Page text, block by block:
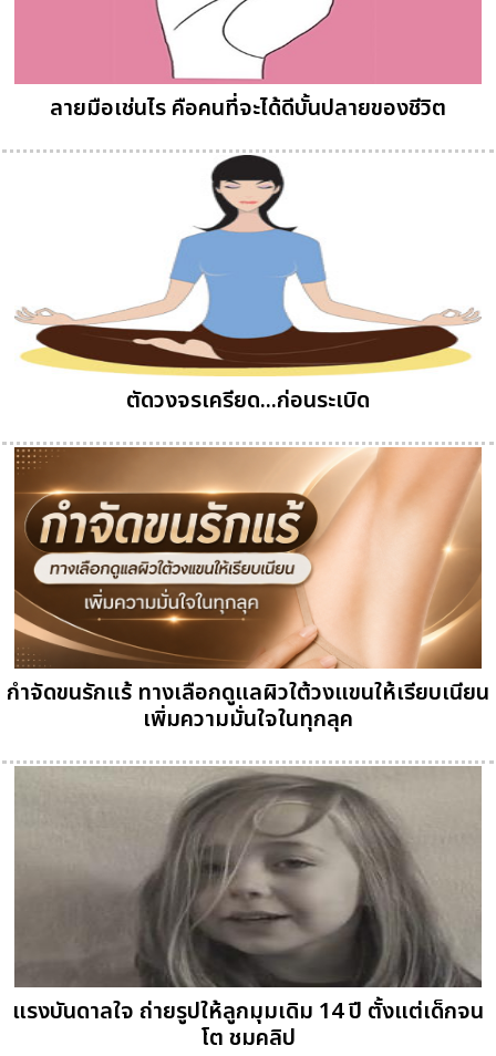
ลายมือเช่นไร คือคนที่จะได้ดีบั้นปลายของชีวิต
ตัดวงจรเครียด...ก่อนระเบิด
กำจัดขนรักแร้ ทางเลือกดูแลผิวใต้วงแขนให้เรียบเนียน
เพิ่มความมั่นใจในทุกลุค
แรงบันดาลใจ ถ่ายรูปให้ลูกมุมเดิม 14 ปี ตั้งแต่เด็กจน
โต ชมคลิป